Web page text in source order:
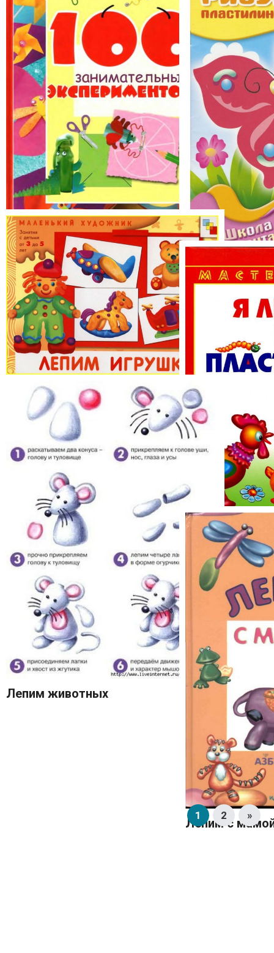
Динозавры
100 экспериментов
Рисуем
Лепим игрушки
Я леплю из
Лепим животных
Лепим с
1 2 »